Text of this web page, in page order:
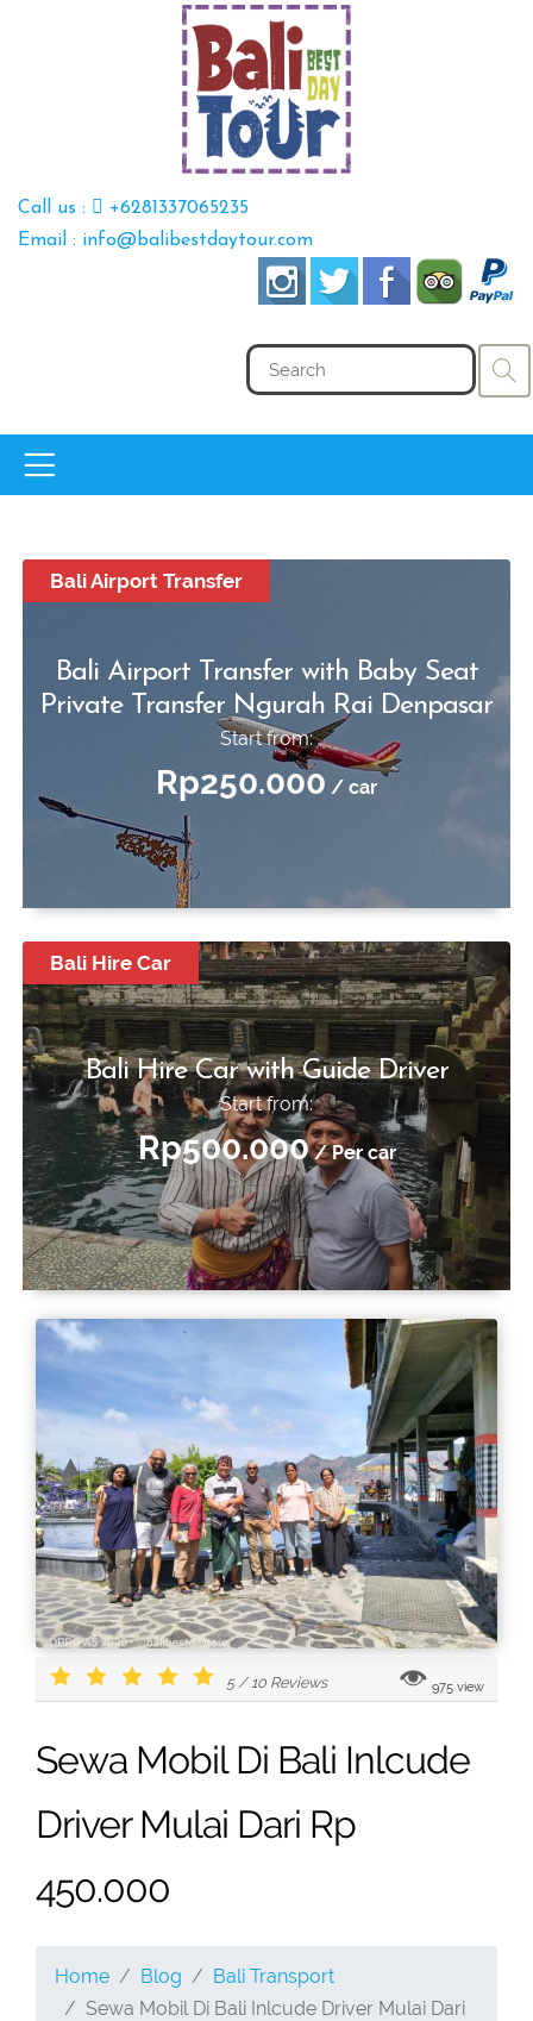
Call us :
+6281337065235
Email : info@balibestdaytour.com
Bali Airport Transfer with Baby Seat
Private Transfer Ngurah Rai Denpasar
Bali Airport Transfer
Start from:
Rp250.000 / car
Bali Hire Car with Guide Driver
Bali Hire Car
Start from:
Rp500.000 / Per car
5/ 10 Reviews 975 view
Sewa Mobil Di Bali Inlcude
Driver Mulai Dari Rp
450.000
Home Blog
Bali Transport
Sewa Mobil Di Bali Inlcude Driver Mulai Dari